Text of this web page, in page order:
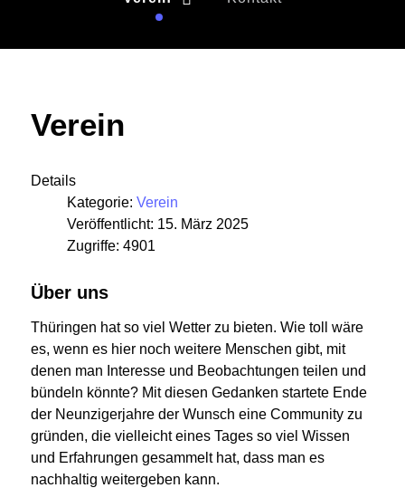
Verein
Details
Kategorie: Verein
Veröffentlicht: 15. März 2025
Zugriffe: 4901
Über uns
Thüringen hat so viel Wetter zu bieten. Wie toll wäre
es, wenn es hier noch weitere Menschen gibt, mit
denen man Interesse und Beobachtungen teilen und
bündeln könnte? Mit diesen Gedanken startete Ende
der Neunzigerjahre der Wunsch eine Community zu
gründen, die vielleicht eines Tages so viel Wissen
und Erfahrungen gesammelt hat, dass man es
nachhaltig weitergeben kann.